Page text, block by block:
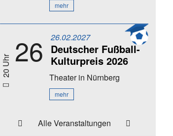
mehr
20 Uhr 26 26.02.2027
Deutscher Fußball-
Kulturpreis 2026
Theaterin Nürnberg
mehr
Alle Veranstaltungen